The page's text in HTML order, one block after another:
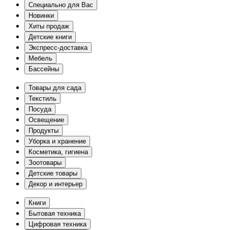
Специально для Вас
Новинки
Хиты продаж
Детские книги
Экспресс-доставка
Мебель
Бассейны
Товары для сада
Текстиль
Посуда
Освещение
Продукты
Уборка и хранение
Косметика, гигиена
Зоотовары
Детские товары
Декор и интерьер
Книги
Бытовая техника
Цифровая техника